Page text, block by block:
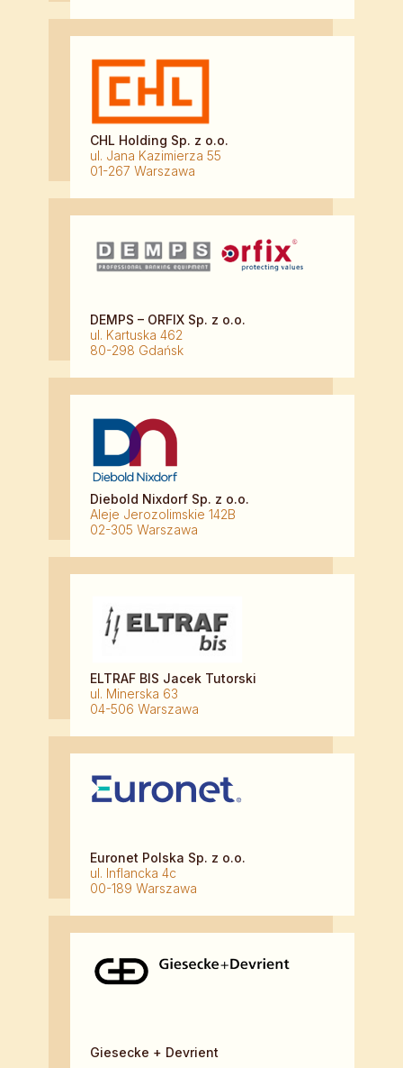
CHL Holding Sp. z o.o.
ul. Jana Kazimierza 55
01-267 Warszawa
DEMPS – ORFIX Sp. z o.o.
ul. Kartuska 462
80-298 Gdańsk
Diebold Nixdorf Sp. z o.o.
Aleje Jerozolimskie 142B
02-305 Warszawa
ELTRAF BIS Jacek Tutorski
ul. Minerska 63
04-506 Warszawa
Euronet Polska Sp. z o.o.
ul. Inflancka 4c
00-189 Warszawa
Giesecke + Devrient